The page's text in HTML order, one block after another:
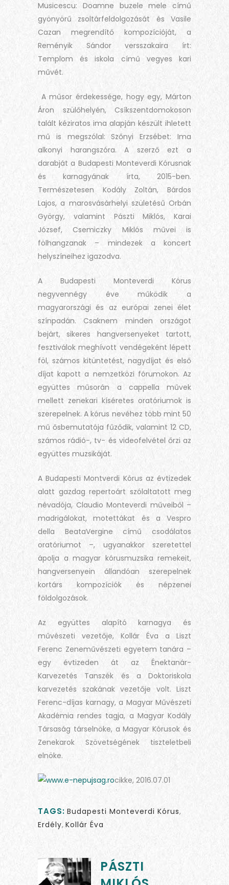
Musicescu: Doamne buzele mele című
gyönyörű zsoltárfeldolgozását és Vasile
Cazan megrendítő kompozícióját, a
Reményik Sándor versszakaira írt:
Templom és iskola című vegyes kari
művét.
A műsor érdekessége, hogy egy, Márton
Áron szülőhelyén, Csíkszentdomokoson
talált kéziratos ima alapján készült ihletett
mű is megszólal: Szőnyi Erzsébet: Ima
alkonyi harangszóra. A szerző ezt a
darabját a Budapesti Monteverdi Kórusnak
és karnagyának írta, 2015-ben.
Természetesen Kodály Zoltán, Bárdos
Lajos, a marosvásárhelyi születésű Orbán
György, valamint Pászti Miklós, Karai
József, Csemiczky Miklós művei is
fölhangzanak – mindezek a koncert
helyszíneihez igazodva.
A Budapesti Monteverdi Kórus
negyvennégy éve működik a
magyarországi és az európai zenei élet
színpadán. Csaknem minden országot
bejárt, sikeres hangversenyeket tartott,
fesztiválok meghívott vendégeként lépett
föl, számos kitüntetést, nagydíjat és első
díjat kapott a nemzetközi fórumokon. Az
együttes műsorán a cappella művek
mellett zenekari kíséretes oratóriumok is
szerepelnek. A kórus nevéhez több mint 50
mű ősbemutatója fűződik, valamint 12 CD,
számos rádió-, tv- és videofelvétel őrzi az
együttes muzsikáját.
A Budapesti Montverdi Kórus az évtizedek
alatt gazdag repertoárt szólaltatott meg
névadója, Claudio Monteverdi műveiből –
madrigálokat, motettákat és a Vespro
della BeataVergine című csodálatos
oratóriumot –, ugyanakkor szeretettel
ápolja a magyar kórusmuzsika remekeit,
hangversenyein állandóan szerepelnek
kortárs kompozíciók és népzenei
földolgozások.
Az együttes alapító karnagya és
művészeti vezetője, Kollár Éva a Liszt
Ferenc Zeneművészeti egyetem tanára –
egy évtizeden át az Énektanár-
Karvezetés Tanszék és a Doktoriskola
karvezetés szakának vezetője volt. Liszt
Ferenc-díjas karnagy, a Magyar Művészeti
Akadémia rendes tagja, a Magyar Kodály
Társaság társelnöke, a Magyar Kórusok és
Zenekarok Szövetségének tiszteletbeli
elnöke.
cikke, 2016.07.01
TAGS: Budapesti Monteverdi Kórus,
Erdély, Kollár Éva
PÁSZTI